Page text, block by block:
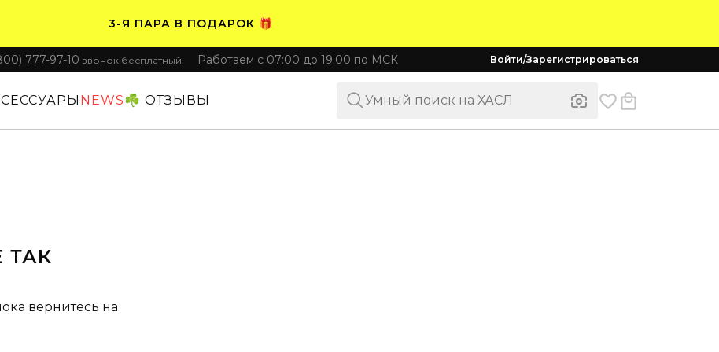
3-Я ПАРА В ПОДАРОК 🎁
ПЛАТИТЕ ЧАСТЯМИ. НОСИТЕ СРАЗУ 🛒
777-97-10 звонок бесплатный Работаем с 07:00 до 19:00 по МСК Войти/Зарегистрироваться
NEWS☘️ ОТЗЫВЫ
ТАК
вернитесь на